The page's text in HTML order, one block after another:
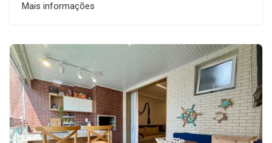
Mais informações